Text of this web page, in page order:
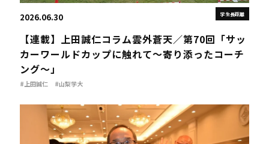
学生長距離
2026.06.30
【連載】上田誠仁コラム雲外蒼天／第70回「サッ
カーワールドカップに触れて～寄り添ったコーチ
ング～」
#上田誠仁 #山梨学大